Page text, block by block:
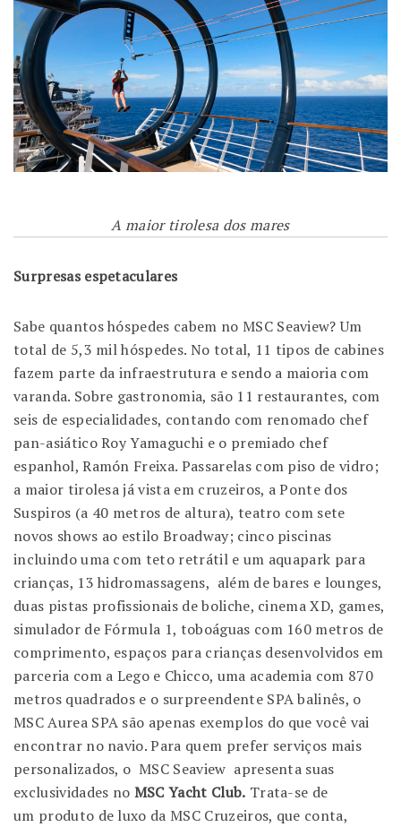
A maior tirolesa dos mares
Surpresas espetaculares
Sabe quantos hóspedes cabem no MSC Seaview? Um
total de 5,3 mil hóspedes. No total, 11 tipos de cabines
fazem parte da infraestrutura e sendo a maioria com
varanda. Sobre gastronomia, são 11 restaurantes, com
seis de especialidades, contando com renomado chef
pan-asiático Roy Yamaguchi e o premiado chef
espanhol, Ramón Freixa. Passarelas com piso de vidro;
a maior tirolesa já vista em cruzeiros, a Ponte dos
Suspiros (a 40 metros de altura), teatro com sete
novos shows ao estilo Broadway; cinco piscinas
incluindo uma com teto retrátil e um aquapark para
crianças, 13 hidromassagens, além de bares e lounges,
duas pistas profissionais de boliche, cinema XD, games,
simulador de Fórmula 1, toboáguas com 160 metros de
comprimento, espaços para crianças desenvolvidos em
parceria com a Lego e Chicco, uma academia com 870
metros quadrados e o surpreendente SPA balinês, o
MSC Aurea SPA são apenas exemplos do que você vai
encontrar no navio. Para quem prefer serviços mais
personalizados, o MSC Seaview apresenta suas
exclusividades no MSC Yacht Club. Trata-se de
um produto de luxo da MSC Cruzeiros, que conta,